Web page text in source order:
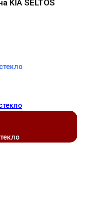
KIA SELTOS